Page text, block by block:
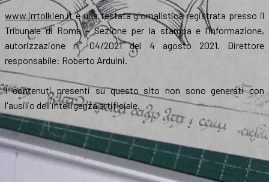
www.jrrtolkien.itè una testata giornalistica registrata presso il
Tribunale di Roma - Sezione per la stampa e l’informazione,
autorizzazione n° 04/2021 del 4 agosto 2021. Direttore
responsabile: Roberto Arduini.
I contenuti presenti su questo sito non sono generati con
l'ausilio dell'intelligenza artificiale.